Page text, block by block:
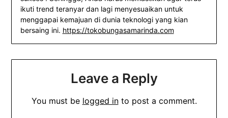
ikuti trend teranyar dan lagi menyesuaikan untuk
menggapai kemajuan di dunia teknologi yang kian
bersaing ini. https://tokobungasamarinda.com
Leave a Reply
You must be logged into post a comment.